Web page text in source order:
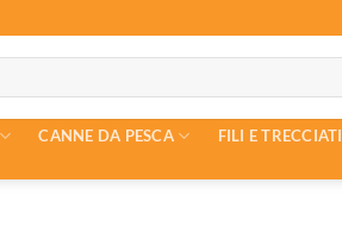
CANNE DA PESCA FILI E TRECCIATI